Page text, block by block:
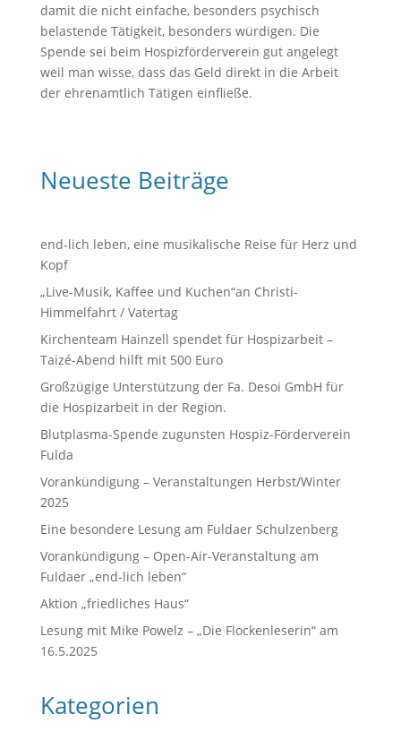
damit die nicht einfache, besonders psychisch
belastende Tätigkeit, besonders würdigen. Die
Spende sei beim Hospizförderverein gut angelegt
weil man wisse, dass das Geld direkt in die Arbeit
der ehrenamtlich Tätigen einfließe.
Neueste Beiträge
end-lich leben, eine musikalische Reise für Herz und
Kopf
„Live-Musik, Kaffee und Kuchen“an Christi-
Himmelfahrt / Vatertag
Kirchenteam Hainzell spendet für Hospizarbeit –
Taizé-Abend hilft mit 500 Euro
Großzügige Unterstützung der Fa. Desoi GmbH für
die Hospizarbeit in der Region.
Blutplasma-Spende zugunsten Hospiz-Förderverein
Fulda
Vorankündigung – Veranstaltungen Herbst/Winter
2025
Eine besondere Lesung am Fuldaer Schulzenberg
Vorankündigung – Open-Air-Veranstaltung am
Fuldaer „end-lich leben“
Aktion „friedliches Haus“
Lesung mit Mike Powelz – „Die Flockenleserin“ am
16.5.2025
Kategorien